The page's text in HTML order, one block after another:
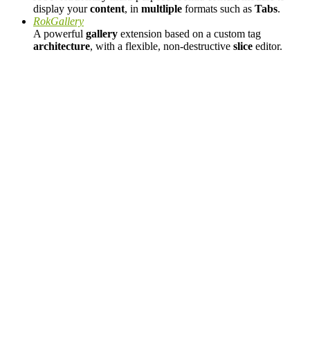
display yourcontent, in multliple formats such as Tabs.
RokGallery
A powerful gallery extension based on a custom tag
architecture, with a flexible, non-destructive slice editor.